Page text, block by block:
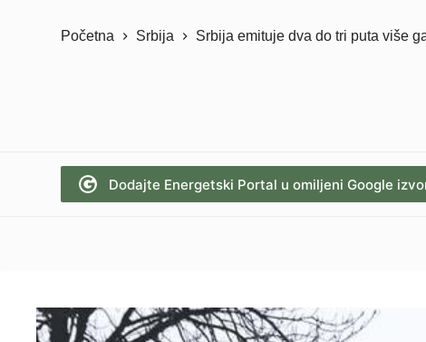
Početna Srbija Srbija emituje dva do tri puta više
Dodajte Energetski Portal u omiljeni Google